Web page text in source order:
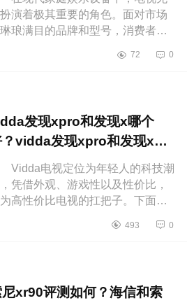
演着极其重要的角色。面对市场
琳琅满目的品牌和型号，消费者常
维A6E和海信E7N哪个更好？创维
72 0
发现xpro和发现x哪个
？vidda发现xpro和发现x应
如何选
电视定位为年轻人的科技潮
凭借外观、游戏性以及性价比，
高性价比电视的扛把子。下面小
个好？vidda发现xpro和发现x应...
493 0
尼xr90评测如何？海信和索